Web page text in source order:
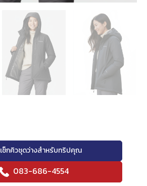
เช็กคิวชุดว่างสำหรับทริปคุณ
083-686-4554